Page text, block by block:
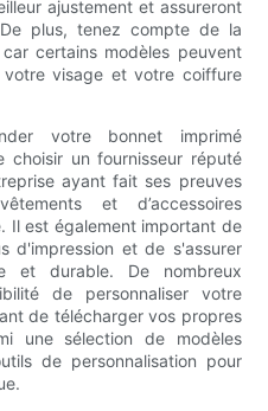
ajustement et assureront
plus, tenez compte de la
certains modèles peuvent
visage et votre coiffure
votre bonnet imprimé
choisir un fournisseur réputé
ayant fait ses preuves
et d’accessoires
Il est également important de
d'impression et de s'assurer
et durable. De nombreux
de personnaliser votre
de télécharger vos propres
une sélection de modèles
de personnalisation pour